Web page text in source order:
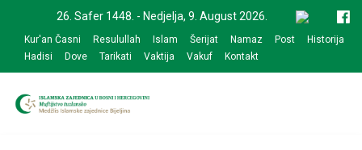
navigation
content
26. Safer 1448. - Nedjelja, 9. August 2026.
Kur'an Časni Resulullah Islam Šerijat Namaz Post
Historija
Hadisi
Dove Tarikati Vaktija Vakuf Kontakt